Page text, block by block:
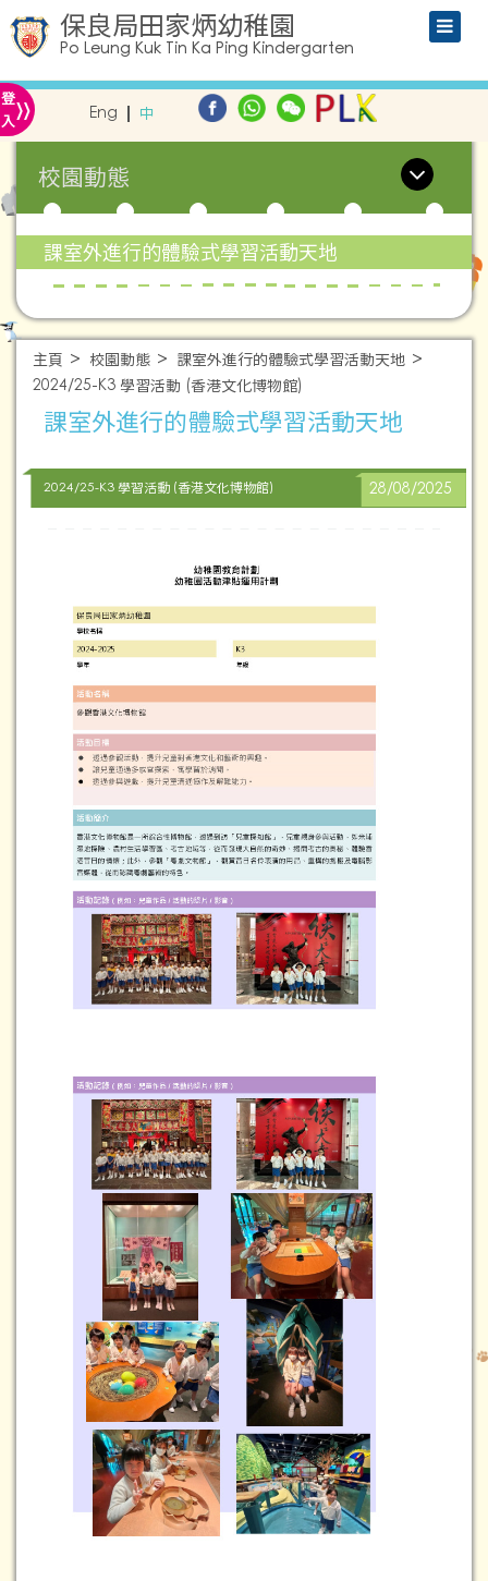
保良局田家炳幼稚園
Po Leung Kuk Tin Ka Ping Kindergarten
登
入» Eng 中
校園動態
課室外進行的體驗式學習活動天地
主頁 校園動態
課室外進行的體驗式學習活動天地
2024/25-K3 學習活動 (香港文化博物館)
課室外進行的體驗式學習活動天地
2024/25-K3 學習活動 (香港文化博物館) 28/08/2025